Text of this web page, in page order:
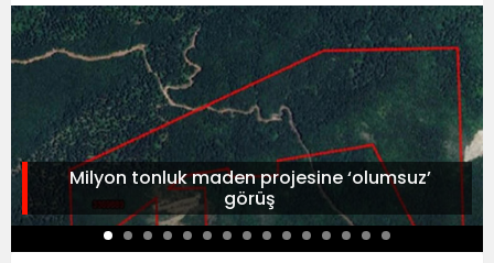
Milyon tonluk maden projesine ‘olumsuz’
görüş